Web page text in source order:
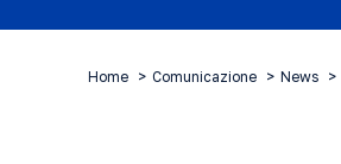
Home Comunicazione News